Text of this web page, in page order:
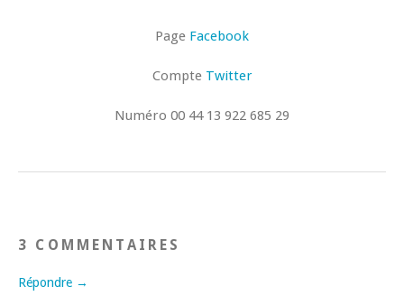
Page Facebook
Compte Twitter
Numéro 00 44 13 922 685 29
3 COMMENTAIRES
Répondre →